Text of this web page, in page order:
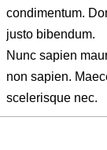
condimentum.
justo bibendum.
Nunc sapien
non sapien.
scelerisque nec.